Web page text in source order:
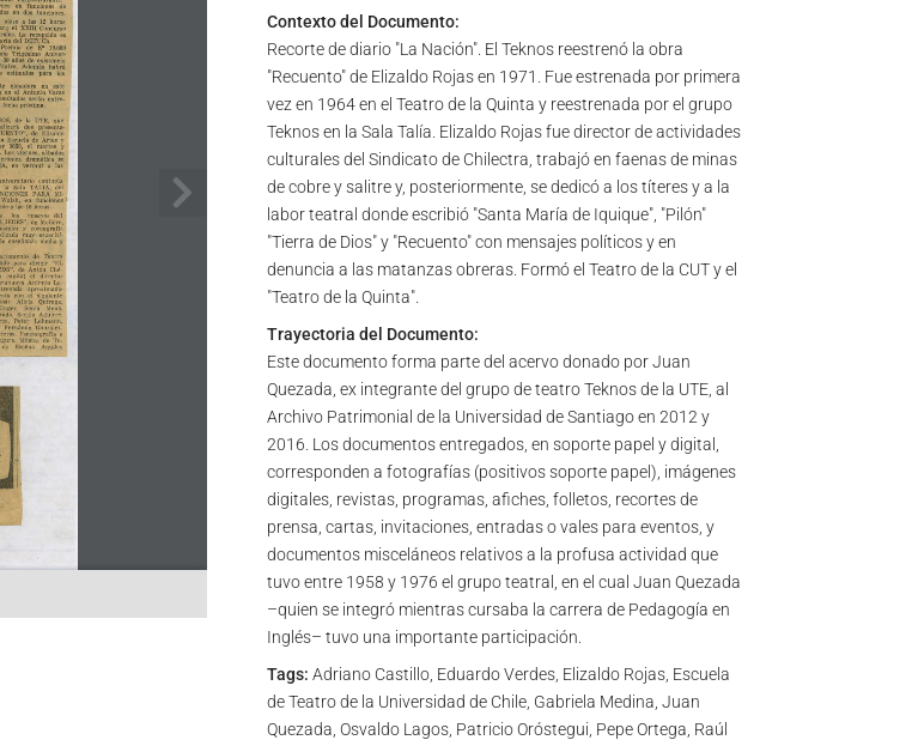
Contexto del Documento:
Recorte de diario "La Nación". El Teknos reestrenó la obra
"Recuento" de Elizaldo Rojas en 1971. Fue estrenada por primera
vez en 1964 en el Teatro de la Quinta y reestrenada por el grupo
Teknos en la Sala Talía. Elizaldo Rojas fue director de actividades
culturales del Sindicato de Chilectra, trabajó en faenas de minas
de cobre y salitre y, posteriormente, se dedicó a los títeres y a la
labor teatral donde escribió "Santa María de Iquique", "Pilón"
"Tierra de Dios" y "Recuento" con mensajes políticos y en
denuncia a las matanzas obreras. Formó el Teatro de la CUT y el
"Teatro de la Quinta".
Trayectoria del Documento:
Este documento forma parte del acervo donado por Juan
Quezada, ex integrante del grupo de teatro Teknos de la UTE, al
Archivo Patrimonial de la Universidad de Santiago en 2012 y
2016. Los documentos entregados, en soporte papel y digital,
corresponden a fotografías (positivos soporte papel), imágenes
digitales, revistas, programas, afiches, folletos, recortes de
prensa, cartas, invitaciones, entradas o vales para eventos, y
documentos misceláneos relativos a la profusa actividad que
tuvo entre 1958 y 1976 el grupo teatral, en el cual Juan Quezada
–quien se integró mientras cursaba la carrera de Pedagogía en
Inglés– tuvo una importante participación.
Tags: Adriano Castillo, Eduardo Verdes, Elizaldo Rojas, Escuela
de Teatro de la Universidad de Chile, Gabriela Medina, Juan
Quezada, Osvaldo Lagos, Patricio Oróstegui, Pepe Ortega, Raúl